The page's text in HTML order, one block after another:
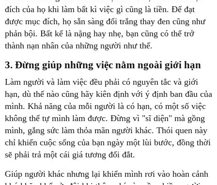
đích của họ khi làm bất kì việc gì cũng là tiền. Để đạt
được mục đích, họ sẵn sàng đổi trắng thay đen cũng như
phản bội. Bất kể là nặng hay nhẹ, bạn cũng có thể trở
hạn, dù thế nào cũng hãy kiên định với ý định ban đầu của
mình. Khả năng của mỗi người là có hạn, có một số việc
không thể tự mình làm được. Đừng vì "sĩ diện" mà gồng
mình, gắng sức làm thỏa mãn người khác. Thói quen này
chỉ khiến cuộc sống của bạn ngày một lùi bước, đồng thời